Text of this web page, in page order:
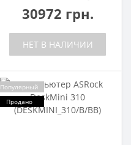
30972 грн.
НЕТ В НАЛИЧИИ
Популярный
Продано